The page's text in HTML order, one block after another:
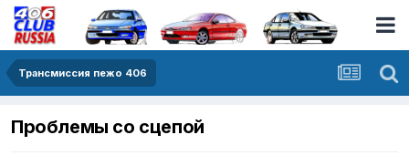
Трансмиссия пежо 406
Проблемы со сцепой